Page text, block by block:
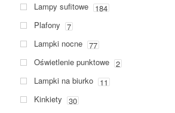
Lampy sufitowe 184
Plafony
7
Lampki nocne 77
Oświetlenie punktowe 2
Lampki na biurko 11
Kinkiety
30